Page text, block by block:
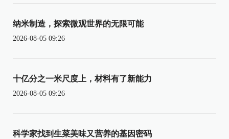
纳米制造，探索微观世界的无限可能
2026-08-05 09:26
十亿分之一米尺度上，材料有了新能力
2026-08-05 09:26
科学家找到生菜美味又营养的基因密码